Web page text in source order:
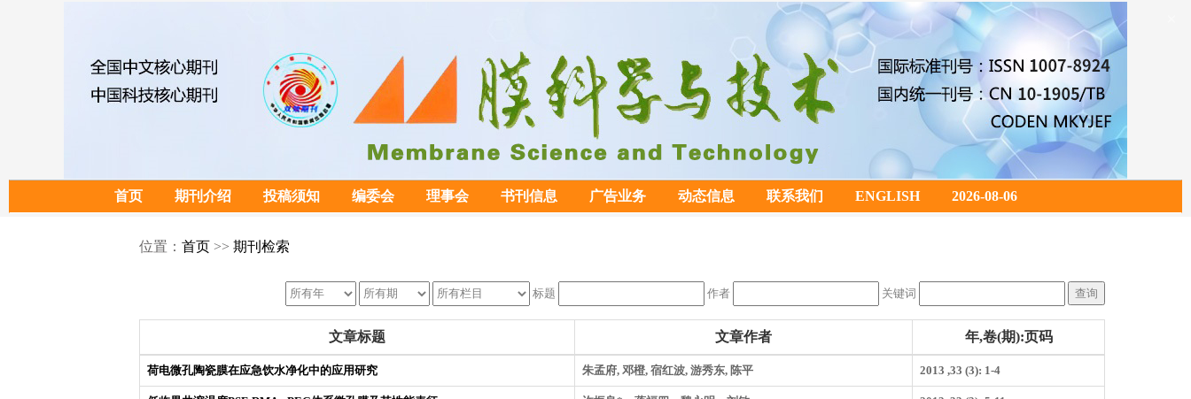
首页 期刊介绍 投稿须知 编委会 理事会 书刊信息 广告业务 动态信息 联系我们 ENGLISH 2026-08-06
位置： 首页 >> 期刊检索
标题 作者 关键词
文章标题 文章作者 年,卷(期):页码
荷电微孔陶瓷膜在应急饮水净化中的应用研究 朱孟府, 邓橙, 宿红波, 游秀东, 陈平 2013 ,33 (3): 1-4